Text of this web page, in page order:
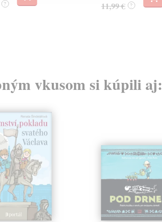
? 11,99 € ?
vkusom si kúpili aj: